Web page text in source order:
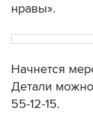
нравы».
Начнется
Детали можно
55-12-15.